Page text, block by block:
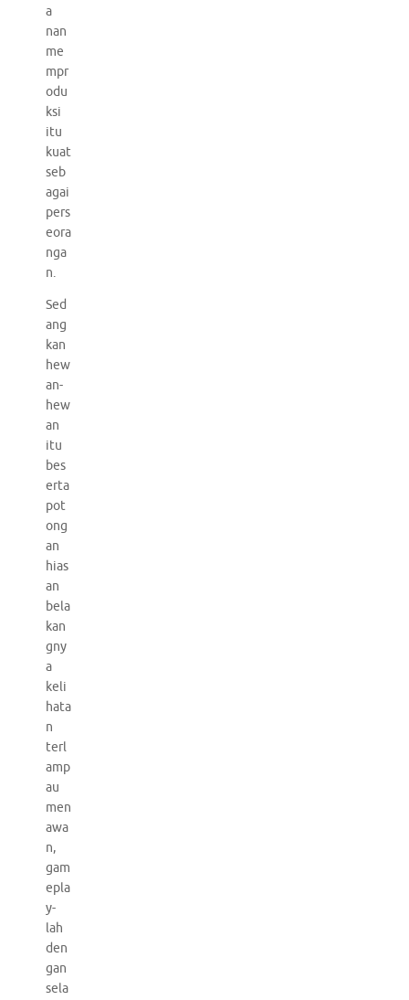
a
nan
me
mpr
odu
ksi
itu
kuat
seb
agai
pers
eora
nga
n.
Sed
ang
kan
hew
an-
hew
an
itu
bes
erta
pot
ong
an
hias
an
bela
kan
gny
a
keli
hata
n
terl
amp
au
men
awa
n,
gam
epla
y-
lah
den
gan
sela